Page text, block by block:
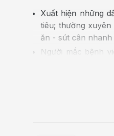
Xuất hiện những
tiêu; thường
ăn - sút cân
Người mắc bệnh
Những người
Những người tiền